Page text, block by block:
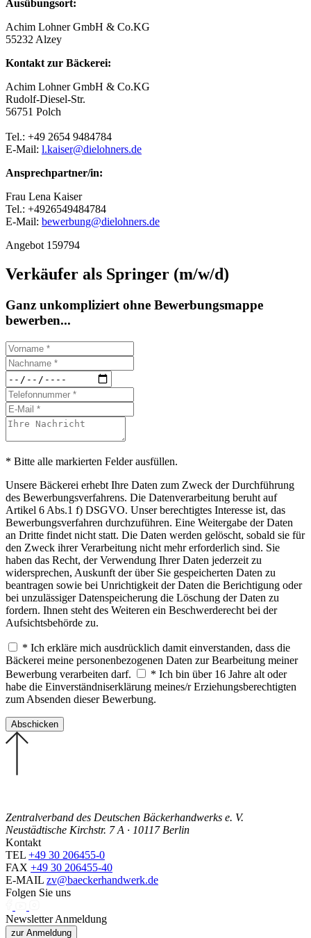
Ausübungsort:
Achim Lohner GmbH & Co.KG
55232 Alzey
Kontakt zur Bäckerei:
Achim Lohner GmbH & Co.KG
Rudolf-Diesel-Str.
56751 Polch
Tel.: +49 2654 9484784
E-Mail: l.kaiser@dielohners.de
Ansprechpartner/in:
Frau Lena Kaiser
Tel.: +4926549484784
E-Mail: bewerbung@dielohners.de
Angebot 159794
Verkäufer als Springer (m/w/d)
Ganz unkompliziert ohne Bewerbungsmappe
bewerben...
* Bitte alle markierten Felder ausfüllen.
Unsere Bäckerei erhebt Ihre Daten zum Zweck der Durchführung
des Bewerbungsverfahrens. Die Datenverarbeitung beruht auf
Artikel 6 Abs.1 f) DSGVO. Unser berechtigtes Interesse ist, das
Bewerbungsverfahren durchzuführen. Eine Weitergabe der Daten
an Dritte findet nicht statt. Die Daten werden gelöscht, sobald sie für
den Zweck ihrer Verarbeitung nicht mehr erforderlich sind. Sie
haben das Recht, der Verwendung Ihrer Daten jederzeit zu
widersprechen, Auskunft der über Sie gespeicherten Daten zu
beantragen sowie bei Unrichtigkeit der Daten die Berichtigung oder
bei unzulässiger Datenspeicherung die Löschung der Daten zu
fordern. Ihnen steht des Weiteren ein Beschwerderecht bei der
Aufsichtsbehörde zu.
* Ich erkläre mich ausdrücklich damit einverstanden, dass die
Bäckerei meine personenbezogenen Daten zur Bearbeitung meiner
Bewerbung verarbeiten darf.
* Ich bin über 16 Jahre alt oder
habe die Einverständniserklärung meines/r Erziehungsberechtigten
zum Absenden dieser Bewerbung.
Zentralverband des Deutschen Bäckerhandwerks e. V.
Neustädtische Kirchstr. 7 A · 10117 Berlin
Kontakt
TEL +49 30 206455-0
FAX +49 30 206455-40
E-MAIL zv@baeckerhandwerk.de
Folgen Sie uns
Newsletter Anmeldung
zur Anmeldung